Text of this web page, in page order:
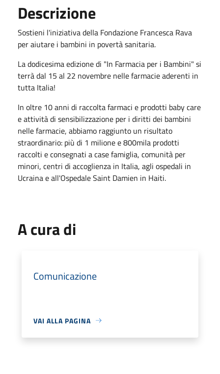
Descrizione
Sostieni l'iniziativa della Fondazione Francesca Rava
per aiutare i bambini in povertà sanitaria.
La dodicesima edizione di "In Farmacia per i Bambini" si
terrà dal 15 al 22 novembre nelle farmacie aderenti in
tutta Italia!
In oltre 10 anni di raccolta farmaci e prodotti baby care
e attività di sensibilizzazione per i diritti dei bambini
nelle farmacie, abbiamo raggiunto un risultato
straordinario: più di 1 milione e 800mila prodotti
raccolti e consegnati a case famiglia, comunità per
minori, centri di accoglienza in Italia, agli ospedali in
Ucraina e all'Ospedale Saint Damien in Haiti.
A cura di
Comunicazione
VAI ALLA PAGINA